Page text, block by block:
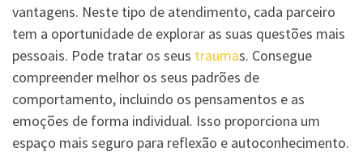
vantagens. Neste tipo de atendimento, cada parceiro
tem a oportunidade de explorar as suas questões mais
pessoais. Pode tratar os seus traumas. Consegue
compreender melhor os seus padrões de
comportamento, incluindo os pensamentos e as
emoções de forma individual. Isso proporciona um
espaço mais seguro para reflexão e autoconhecimento.